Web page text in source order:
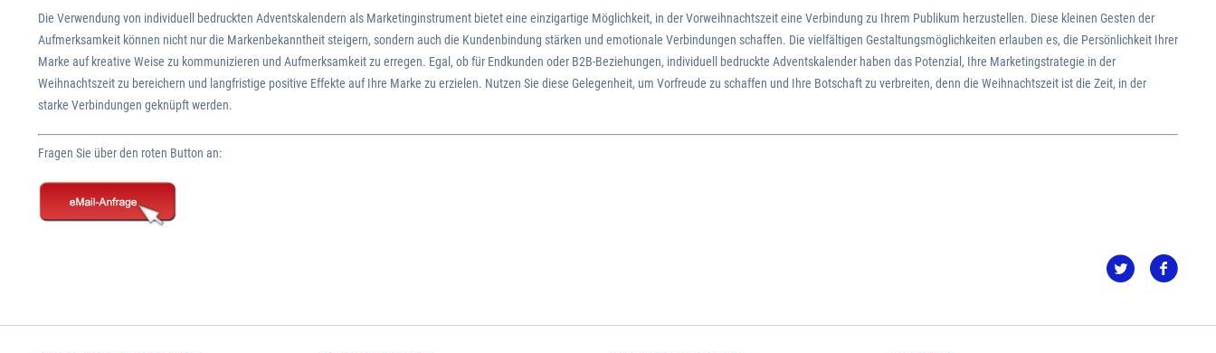
Die Verwendung von individuell bedruckten Adventskalendern als Marketinginstrument bietet eine einzigartige Möglichkeit, in der Vorweihnachtszeit eine Verbindung zu Ihrem Publikum herzustellen. Diese kleinen Gesten der
Aufmerksamkeit können nicht nur die Markenbekanntheit steigern, sondern auch die Kundenbindung stärken und emotionale Verbindungen schaffen. Die vielfältigen Gestaltungsmöglichkeiten erlauben es, die Persönlichkeit Ihrer
Marke auf kreative Weise zu kommunizieren und Aufmerksamkeit zu erregen. Egal, ob für Endkunden oder B2B-Beziehungen, individuell bedruckte Adventskalender haben das Potenzial, Ihre Marketingstrategie in der
Weihnachtszeit zu bereichern und langfristige positive Effekte auf Ihre Marke zu erzielen. Nutzen Sie diese Gelegenheit, um Vorfreude zu schaffen und Ihre Botschaft zu verbreiten, denn die Weihnachtszeit ist die Zeit, in der
starke Verbindungen geknüpft werden.
Fragen Sie über den roten Button an: